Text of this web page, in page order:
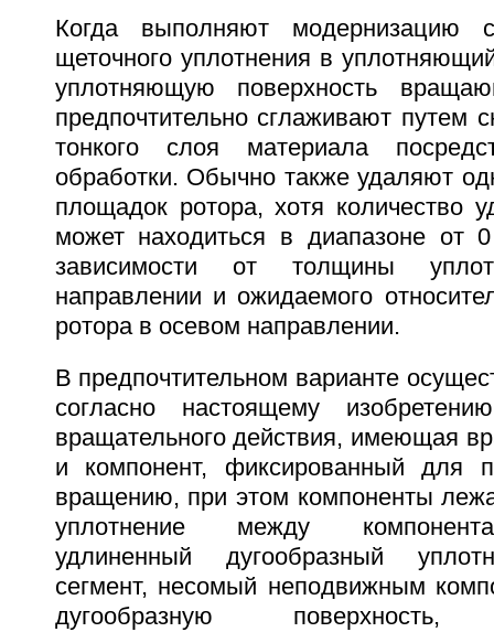
Когда выполняют модернизацию
щеточного уплотнения в
уплотняющую поверхность
предпочтительно сглаживают путем
тонкого слоя материала
обработки. Обычно также удаляют
площадок ротора, хотя количество
может находиться в диапазоне
зависимости от толщины
направлении и ожидаемого
ротора в осевом направлении.
В предпочтительном варианте
согласно настоящему
вращательного действия, имеющая
и компонент, фиксированный для
вращению, при этом компоненты
уплотнение между
удлиненный дугообразный
сегмент, несомый неподвижным
дугообразную поверхность,